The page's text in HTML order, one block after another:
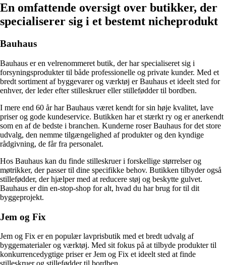
En omfattende oversigt over butikker, der
specialiserer sig i et bestemt nicheprodukt
Bauhaus
Bauhaus er en velrenommeret butik, der har specialiseret sig i
forsyningsprodukter til både professionelle og private kunder. Med et
bredt sortiment af byggevarer og værktøj er Bauhaus et ideelt sted for
enhver, der leder efter stilleskruer eller stillefødder til bordben.
I mere end 60 år har Bauhaus været kendt for sin høje kvalitet, lave
priser og gode kundeservice. Butikken har et stærkt ry og er anerkendt
som en af de bedste i branchen. Kunderne roser Bauhaus for det store
udvalg, den nemme tilgængelighed af produkter og den kyndige
rådgivning, de får fra personalet.
Hos Bauhaus kan du finde stilleskruer i forskellige størrelser og
møtrikker, der passer til dine specifikke behov. Butikken tilbyder også
stillefødder, der hjælper med at reducere støj og beskytte gulvet.
Bauhaus er din en-stop-shop for alt, hvad du har brug for til dit
byggeprojekt.
Jem og Fix
Jem og Fix er en populær lavprisbutik med et bredt udvalg af
byggematerialer og værktøj. Med sit fokus på at tilbyde produkter til
konkurrencedygtige priser er Jem og Fix et ideelt sted at finde